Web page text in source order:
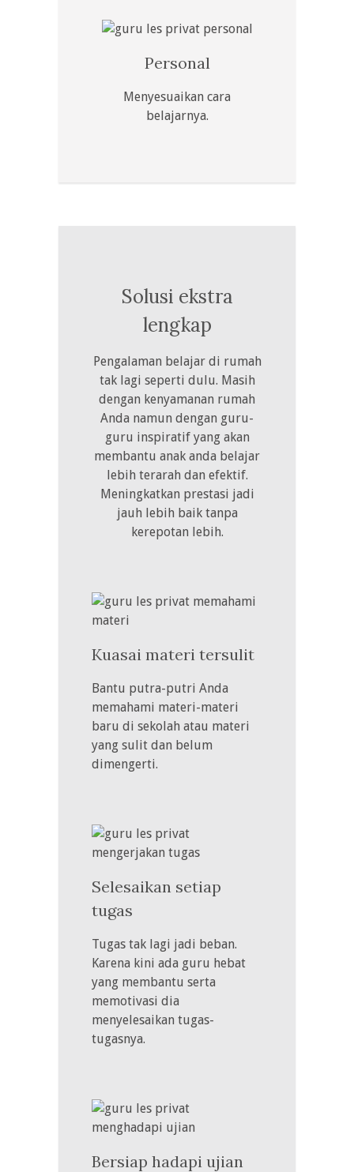
Personal
Menyesuaikan cara
belajarnya.
Solusi ekstra
lengkap
Pengalaman belajar di rumah
tak lagi seperti dulu. Masih
dengan kenyamanan rumah
Anda namun dengan guru-
guru inspiratif yang akan
membantu anak anda belajar
lebih terarah dan efektif.
Meningkatkan prestasi jadi
jauh lebih baik tanpa
kerepotan lebih.
Kuasai materi tersulit
Bantu putra-putri Anda
memahami materi-materi
baru di sekolah atau materi
yang sulit dan belum
dimengerti.
Selesaikan setiap
tugas
Tugas tak lagi jadi beban.
Karena kini ada guru hebat
yang membantu serta
memotivasi dia
menyelesaikan tugas-
tugasnya.
Bersiap hadapi ujian